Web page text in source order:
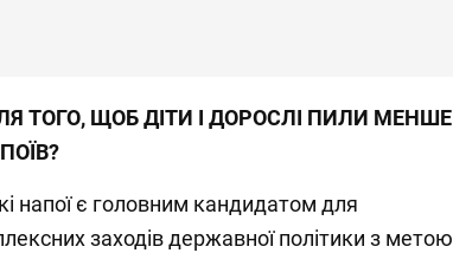
ТОГО, ЩОБ ДІТИ І ДОРОСЛІ ПИЛИ МЕНШЕ
напої є головним кандидатом для
заходів державної політики з метою